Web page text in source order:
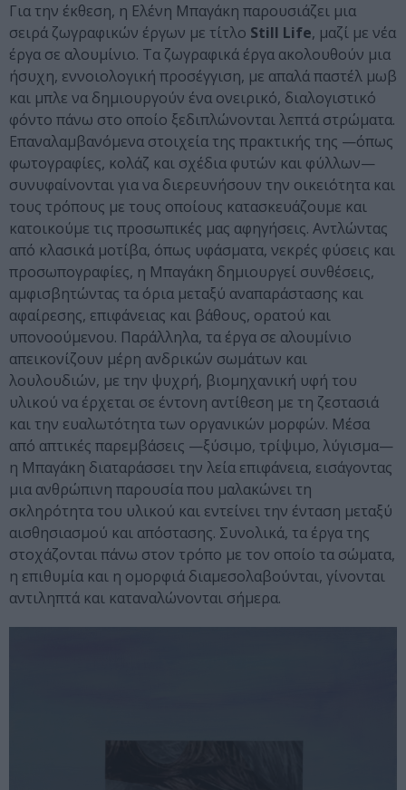
Για την έκθεση, η Ελένη Μπαγάκη παρουσιάζει μια
σειρά ζωγραφικών έργων με τίτλο Still Life, μαζί με νέα
έργα σε αλουμίνιο. Τα ζωγραφικά έργα ακολουθούν μια
ήσυχη, εννοιολογική προσέγγιση, με απαλά παστέλ μωβ
και μπλε να δημιουργούν ένα ονειρικό, διαλογιστικό
φόντο πάνω στο οποίο ξεδιπλώνονται λεπτά στρώματα.
Επαναλαμβανόμενα στοιχεία της πρακτικής της —όπως
φωτογραφίες, κολάζ και σχέδια φυτών και φύλλων—
συνυφαίνονται για να διερευνήσουν την οικειότητα και
τους τρόπους με τους οποίους κατασκευάζουμε και
κατοικούμε τις προσωπικές μας αφηγήσεις. Αντλώντας
από κλασικά μοτίβα, όπως υφάσματα, νεκρές φύσεις και
προσωπογραφίες, η Μπαγάκη δημιουργεί συνθέσεις,
αμφισβητώντας τα όρια μεταξύ αναπαράστασης και
αφαίρεσης, επιφάνειας και βάθους, ορατού και
υπονοούμενου. Παράλληλα, τα έργα σε αλουμίνιο
απεικονίζουν μέρη ανδρικών σωμάτων και
λουλουδιών, με την ψυχρή, βιομηχανική υφή του
υλικού να έρχεται σε έντονη αντίθεση με τη ζεστασιά
και την ευαλωτότητα των οργανικών μορφών. Μέσα
από απτικές παρεμβάσεις —ξύσιμο, τρίψιμο, λύγισμα—
η Μπαγάκη διαταράσσει την λεία επιφάνεια, εισάγοντας
μια ανθρώπινη παρουσία που μαλακώνει τη
σκληρότητα του υλικού και εντείνει την ένταση μεταξύ
αισθησιασμού και απόστασης. Συνολικά, τα έργα της
στοχάζονται πάνω στον τρόπο με τον οποίο τα σώματα,
η επιθυμία και η ομορφιά διαμεσολαβούνται, γίνονται
αντιληπτά και καταναλώνονται σήμερα.